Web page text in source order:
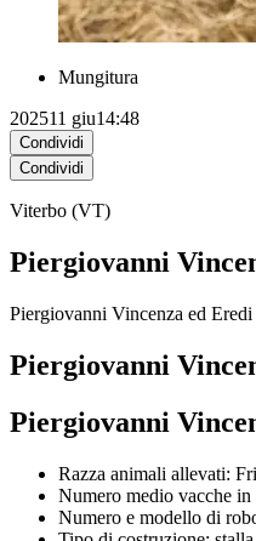
Mungitura
202511 giu14:48
Condividi
Condividi
Viterbo (VT)
Piergiovanni
Piergiovanni Vincenza ed
Piergiovanni
Piergiovanni
Razza animali
Numero medio vacche in
Numero e modello di